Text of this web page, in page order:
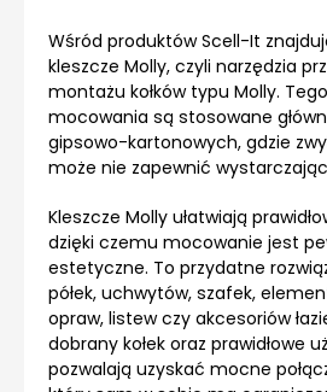
Wśród produktów Scell-It
kleszcze Molly, czyli narzędzia
montażu kołków typu Molly.
mocowania są stosowane
gipsowo-kartonowych, gdzie
może nie zapewnić
Kleszcze Molly ułatwiają
dzięki czemu mocowanie jest
estetyczne. To przydatne
półek, uchwytów, szafek,
opraw, listew czy akcesoriów
dobrany kołek oraz prawidłowe
pozwalają uzyskać mocne